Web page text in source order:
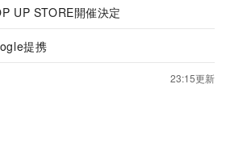
UP STORE開催決定
提携
23:15更新